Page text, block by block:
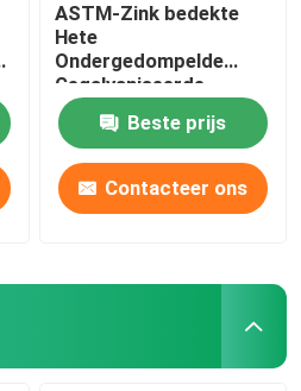
ASTM-Zink bedekte
Hete
Ondergedompelde
Gegalvaniseerde
Staalplaat in Rollen met
een laagBeste prijs
Contacteer ons